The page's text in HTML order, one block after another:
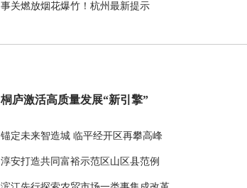
事关燃放烟花爆竹！杭州最新提示
桐庐激活高质量发展“新引擎”
锚定未来智造城 临平经开区再攀高峰
淳安打造共同富裕示范区山区县范例